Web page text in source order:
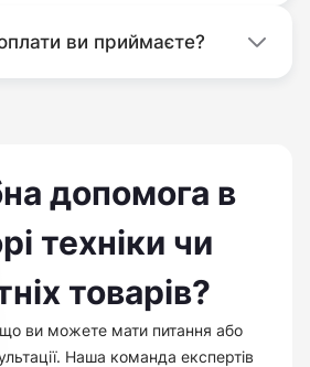
ви приймаєте?
допомога в
техніки чи
товарів?
ви можете мати питання або
Наша команда експертів